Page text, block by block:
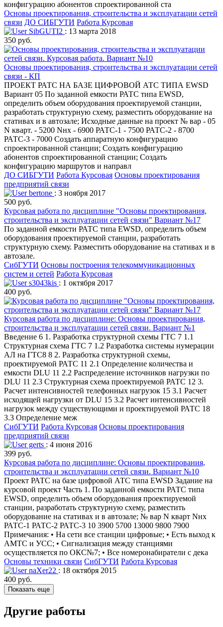
конфигурацию абонентов спроектированной ста
Основы проектирования, строительства и эксплуатации сетей
связи ДО СИБГУТИ Работа Курсовая
SibGUTI2 : 13 марта 2018
350 руб.
Основы проектирования, строительства и эксплуатации сетей
связи - КП
ПРОЕКТ РАТС НА БАЗЕ ЦИФРОВОЙ АТС ТИПА EWSD
Вариант 05 По заданной емкости РАТС типа EWSD,
определить объем оборудования проектируемой станции,
разработать структурную схему, разместить оборудование на
стативах и в автозале; Исходные данные на проект № вар - 05
N кварт. - 5200 Nнх - 6900 РАТС-1 - 7500 РАТС-2 - 8700
РАТС-3 - 7000 Создать аппаратную конфигурацию
спроектированной станции; Создать конфигурацию
абонентов спроектированной станции; Создать
конфигурацию маршрутов и направл
ДО СИБГУТИ Работа Курсовая Основы проектирования
предприятий связи
bertone : 3 ноября 2017
500 руб.
Курсовая работа по дисциплине "Основы проектирования,
строительства и эксплуатации сетей связи" Вариант №17
По заданной емкости РАТС типа EWSD, определить объем
оборудования проектируемой станции, разработать
структурную схему. Разместить оборудование на стативах и в
автозале.
СибГУТИ Основы построения телекоммуникационных
систем и сетей Работа Курсовая
s3043kis : 1 октября 2017
400 руб.
Курсовая работа по дисциплине: Основы проектирования,
строительства и эксплуатации сетей связи. Вариант №1
Введение 6 1. Разработка структурной схемы ГТС 7 1.1
Структурная схема ГТС 7 1.2 Разработка системы нумерации
АЛ на ГТС8 8 2. Разработка структурной схемы,
проектируемой РАТС 11 2.1 Определение количества и
емкости DLU 11 2.2 Распределение источников нагрузки по
DLU 11 2.3 Структурная схема проектируемой РАТС 12 3.
Расчет интенсивностей телефонных нагрузок 15 3.1 Расчет
исходящей нагрузки от DLU 15 3.2 Расчет интенсивностей
нагрузок между существующими и проектируемой РАТС 18
3.3 Определение меж
СибГУТИ Работа Курсовая Основы проектирования
предприятий связи
gerts : 4 июня 2016
399 руб.
Курсовая работа по дисциплине: Основы проектирования,
строительства и эксплуатации сетей связи. Вариант №10
Проект РАТС на базе цифровой АТС типа EWSD Задание на
курсовой проект Часть 1. По заданной емкости РАТС типа
EWSD, определить объем оборудования проектируемой
станции, разработать структурную схему, разместить
оборудование на стативах и в автозале; № вар N кварт Nнх
РАТС-1 РАТС-2 РАТС-3 10 3900 5700 13000 9800 7900
Примечания: • На сети все станции цифровые; • Есть выход к
АМТС и УСС; • Сигнализация между станциями
осуществляется по ОКС№7; • Все номеронабиратели с дека
Основы техники связи СибГУТИ Работа Курсовая
naXer22 : 18 октября 2015
400 руб.
Показать еще
Другие работы